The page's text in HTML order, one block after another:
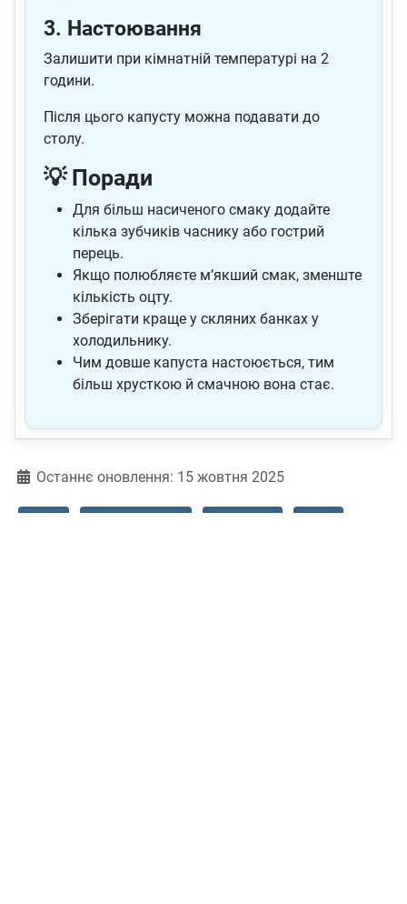
3. Настоювання
Залишити при кімнатній температурі на 2
години.
Після цього капусту можна подавати до
столу.
💡 Поради
Для більш насиченого смаку додайте
кілька зубчиків часнику або гострий
перець.
Якщо полюбляєте м’якший смак, зменште
кількість оцту.
Зберігати краще у скляних банках у
холодильнику.
Чим довше капуста настоюється, тим
більш хрусткою й смачною вона стає.
ДеталіОстаннє оновлення: 15 жовтня 2025